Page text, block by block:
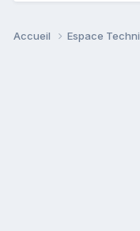
Accueil Espace